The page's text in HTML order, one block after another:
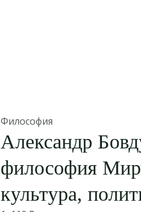
Философия
Александр
философия
культура,